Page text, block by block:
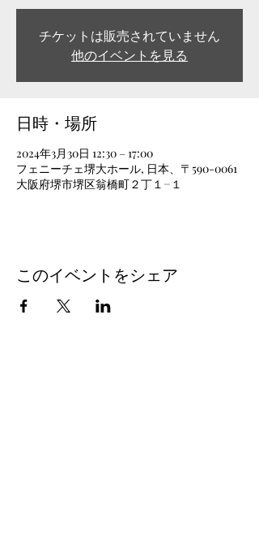
チケットは販売されていません
他のイベントを見る
日時・場所
2024年3月30日 12:30 – 17:00
フェニーチェ堺大ホール, 日本、〒590-0061
大阪府堺市堺区翁橋町２丁１−１
このイベントをシェア